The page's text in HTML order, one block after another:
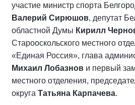
участие министр спорта
Валерий Сирюшов, депутат
областной Думы Кирилл
Старооскольского местного
«Единая Россия», глава
Михаил Лобазнов и первый
местного отделения,
округа Татьяна Карпачева.